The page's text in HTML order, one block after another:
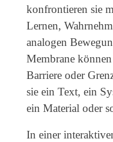
konfrontieren sie
Lernen,
analogen
Membrane
Barriere oder
sie ein Text, ein
ein Material oder
In einer